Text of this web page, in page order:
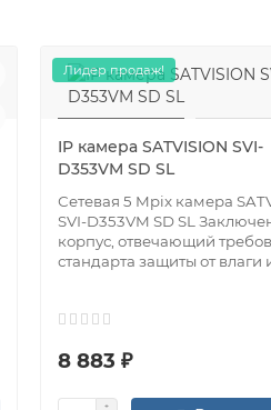
Лидер продаж!
IP камера SATVISION SVI-
D353VM SD SL
Сетевая 5 Mpix камера
SVI-D353VM SD SL
корпус, отвечающий
стандарта защиты от влаги и
8 883 ₽